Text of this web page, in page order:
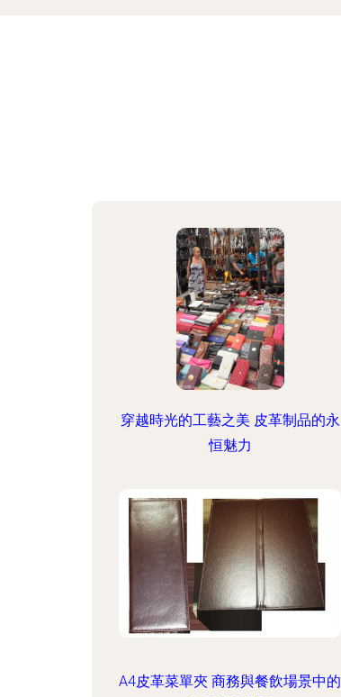
穿越時光的工藝之美 皮革制品的永
恒魅力
A4皮革菜單夾 商務與餐飲場景中的